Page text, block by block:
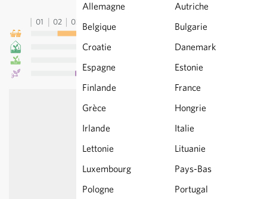
Allemagne
Autriche
Belgique
Bulgarie
Croatie
Danemark
Espagne
Estonie
Finlande
France
Grèce
Hongrie
Irlande
Italie
Lettonie
Lituanie
Luxembourg
Pays-Bas
Pologne
Portugal
01 02 03 04 09 10